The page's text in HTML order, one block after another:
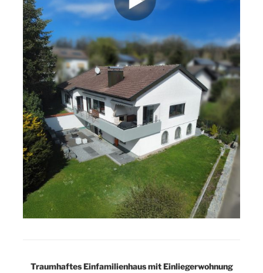
Traumhaftes Einfamilienhaus mit Einliegerwohnung